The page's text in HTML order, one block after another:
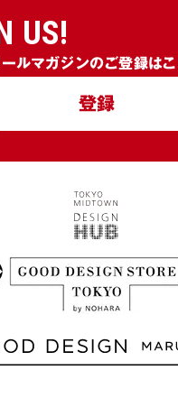
US!
ールマガジンのご登録は
登録